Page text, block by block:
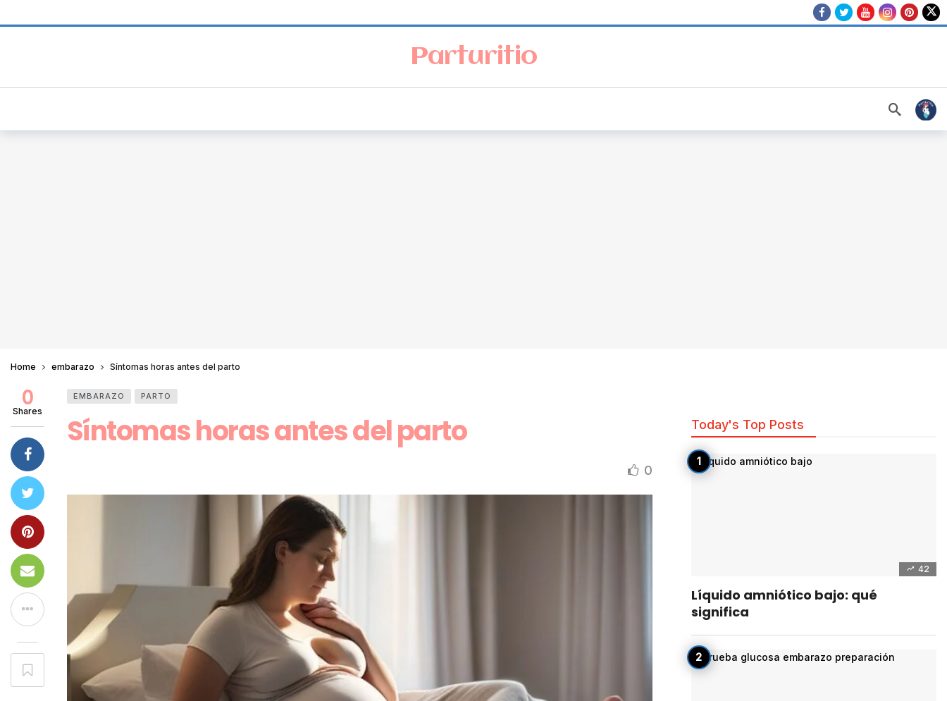
Parturitio
Home embarazo Síntomas horas antes del parto
EMBARAZO PARTO
Síntomas horas antes del parto
0
0
Shares
Today's Top Posts
42
Líquido amniótico bajo: qué
significa